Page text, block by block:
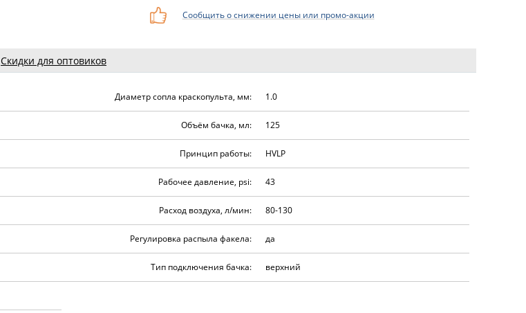
Сообщить о снижении цены или промо-акции
Скидки для оптовиков
Диаметр сопла краскопульта, мм: 1.0
Объём бачка, мл: 125
Принцип работы: HVLP
Рабочее давление, psi: 43
Расход воздуха, л/мин: 80-130
Регулировка распыла факела: да
Тип подключения бачка: верхний